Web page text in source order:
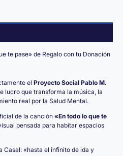
te pase» de Regalo con tu Donación
el Proyecto Social Pablo M.
lucro que transforma la música, la
real por la Salud Mental.
de la canción «En todo lo que te
pensada para habitar espacios
Casal: «hasta el infinito de ida y